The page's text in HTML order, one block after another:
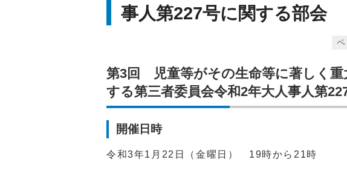
事人第227号に関する部会
第3回 児童等がその生命等に著しく重
する第三者委員会令和2年大人事人第
開催日時
令和3年1月22日（金曜日） 19時から21時